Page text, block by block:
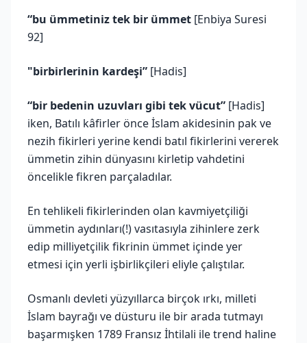
“bu ümmetiniz tek bir ümmet [Enbiya Suresi
92]
"birbirlerinin kardeşi” [Hadis]
“bir bedenin uzuvları gibi tek vücut” [Hadis]
iken, Batılı kâfirler önce İslam akidesinin pak ve
nezih fikirleri yerine kendi batıl fikirlerini vererek
ümmetin zihin dünyasını kirletip vahdetini
öncelikle fikren parçaladılar.
En tehlikeli fikirlerinden olan kavmiyetçiliği
ümmetin aydınları(!) vasıtasıyla zihinlere zerk
edip milliyetçilik fikrinin ümmet içinde yer
etmesi için yerli işbirlikçileri eliyle çalıştılar.
Osmanlı devleti yüzyıllarca birçok ırkı, milleti
İslam bayrağı ve düsturu ile bir arada tutmayı
başarmışken 1789 Fransız İhtilali ile trend haline